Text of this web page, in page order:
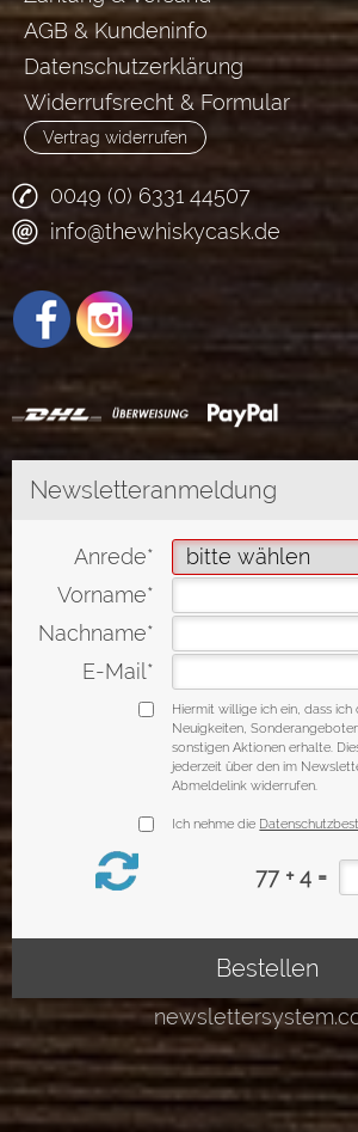
AGB & Kundeninfo
Datenschutzerklärung
Widerrufsrecht & Formular
Vertrag widerrufen
0049 (0) 6331 44507
info@thewhiskycask.de